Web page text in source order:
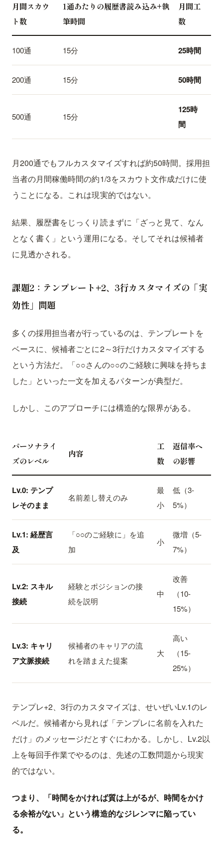
月間スカウ
ト数
1通あたりの履歴書読み込み+執
筆時間
月間工
数
100通 15分 25時間
200通 15分 50時間
500通 15分
125時
間
月200通でもフルカスタマイズすれば約50時間。採用担
当者の月間稼働時間の約1/3をスカウト文作成だけに使
うことになる。これは現実的ではない。
結果、履歴書をじっくり読まずに「ざっと見て、なん
となく書く」という運用になる。そしてそれは候補者
に見透かされる。
課題2：テンプレート+2、3行カスタマイズの「実
効性」問題
多くの採用担当者が行っているのは、テンプレートを
ベースに、候補者ごとに2～3行だけカスタマイズする
という方法だ。「○○さんの○○のご経験に興味を持ちま
した」といった一文を加えるパターンが典型だ。
しかし、このアプローチには構造的な限界がある。
パーソナライ
ズのレベル
内容
工
数
返信率へ
の影響
Lv.0: テンプ
レそのまま
名前差し替えのみ
最
小
低（3-
5%）
Lv.1: 経歴言
及
「○○のご経験に」を追
加
小
微増（5-
7%）
Lv.2: スキル
接続
経験とポジションの接
続を説明
中
改善
（10-
15%）
Lv.3: キャリ
ア文脈接続
候補者のキャリアの流
れを踏まえた提案
大
高い
（15-
25%）
テンプレ+2、3行のカスタマイズは、せいぜいLv.1のレ
ベルだ。候補者から見れば「テンプレに名前を入れた
だけ」のメッセージだとすぐにわかる。しかし、Lv.2以
上を毎回手作業でやるのは、先述の工数問題から現実
的ではない。
つまり、「時間をかければ質は上がるが、時間をかけ
る余裕がない」という構造的なジレンマに陥ってい
る。